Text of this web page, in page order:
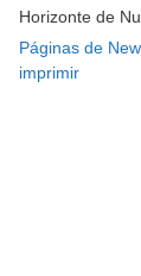
Horizonte de
Páginas de
imprimir